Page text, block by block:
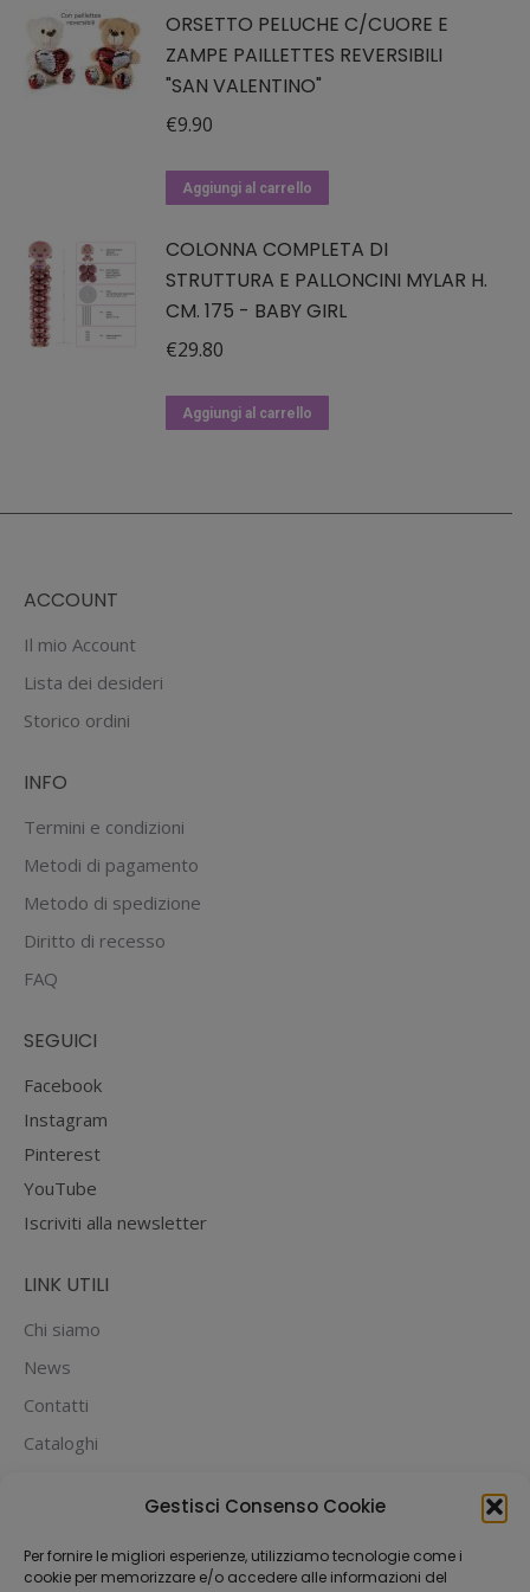
Gestisci Consenso Cookie
Per fornire le migliori esperienze, utilizziamo tecnologie come i
cookie per memorizzare e/o accedere alle informazioni del
ORSETTO PELUCHE C/CUORE E
ZAMPE PAILLETTES REVERSIBILI
"SAN VALENTINO"
€9.90
Aggiungi al carrello
COLONNA COMPLETA DI
STRUTTURA E PALLONCINI MYLAR H.
CM. 175 - BABY GIRL
€29.80
Aggiungi al carrello
ACCOUNT
Il mio Account
Lista dei desideri
Storico ordini
INFO
Termini e condizioni
Metodi di pagamento
Metodo di spedizione
Diritto di recesso
FAQ
SEGUICI
Facebook
Instagram
Pinterest
YouTube
Iscriviti alla newsletter
LINK UTILI
Chi siamo
News
Contatti
Cataloghi
PUOI PAGARE CON: